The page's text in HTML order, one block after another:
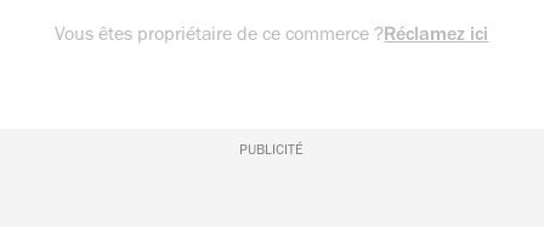
Vous êtes propriétaire de ce commerce ?Réclamez ici
PUBLICITÉ